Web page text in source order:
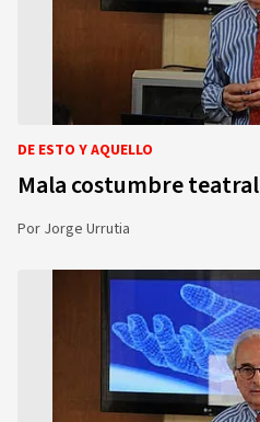
DE ESTO Y AQUELLO
Mala costumbre teatral
Por Jorge Urrutia